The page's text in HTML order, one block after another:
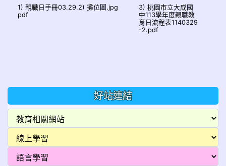
1) 親職日手冊03.29.
pdf
2) 攤位圖.jpg
3) 桃園市立大成國
中113學年度親職教
育日流程表1140329
-2.pdf
好站連結